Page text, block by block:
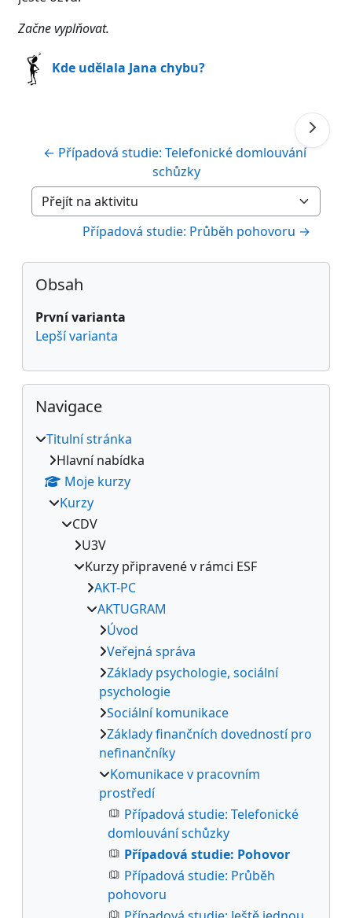
Začne vyplňovat.
Kde udělala Jana chybu?
← Případová studie: Telefonické domlouvání
schůzky
Přejít na aktivitu
Případová studie: Průběh pohovoru →
Bloky
Přeskočit: Obsah
Obsah
První varianta
Lepší varianta
Přeskočit: Navigace
Navigace
Titulní stránka
Hlavní nabídka
Moje kurzy
Kurzy
CDV
U3V
Kurzy připravené v rámci ESF
AKT-PC
AKTUGRAM
Úvod
Veřejná správa
Základy psychologie, sociální
psychologie
Sociální komunikace
Základy finančních dovedností pro
nefinančníky
Komunikace v pracovním
prostředí
Případová studie: Telefonické
domlouvání schůzky
Případová studie: Pohovor
Případová studie: Průběh
pohovoru